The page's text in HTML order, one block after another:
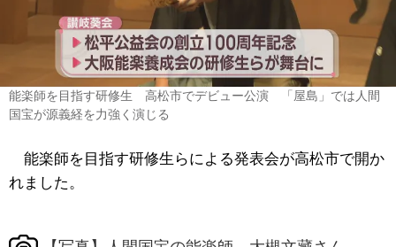
能楽師を目指す研修生 高松市でデビュー公演 「屋島」では人間
国宝が源義経を力強く演じる
能楽師を目指す研修生らによる発表会が高松市で開か
れました。